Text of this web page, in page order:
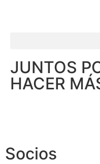
JUNTOS
HACER
Socios